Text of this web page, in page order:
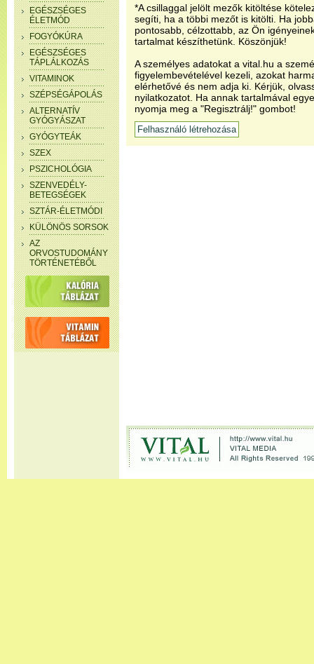
EGÉSZSÉGES
ÉLETMÓD
FOGYÓKÚRA
EGÉSZSÉGES
TÁPLÁLKOZÁS
VITAMINOK
SZÉPSÉGÁPOLÁS
ALTERNATÍV
GYÓGYÁSZAT
GYÓGYTEÁK
SZEX
PSZICHOLÓGIA
SZENVEDÉLY-
BETEGSÉGEK
SZTÁR-ÉLETMÓDI
KÜLÖNÖS SORSOK
AZ
ORVOSTUDOMÁNY
TÖRTÉNETÉBŐL
*A csillaggal jelölt mezők kitöltése
segíti, ha a többi mezőt is kitölti. Ha
pontosabb, célzottabb, az Ön
tartalmat készíthetünk. Köszönjük!
A személyes adatokat a vital.hu a
figyelembevételével kezeli, azokat
elérhetővé és nem adja ki. Kérjük,
nyilatkozatot. Ha annak tartalmával
nyomja meg a "Regisztrálj!" gombot!